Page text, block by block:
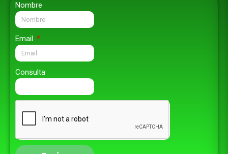
Nombre
Email
Consulta